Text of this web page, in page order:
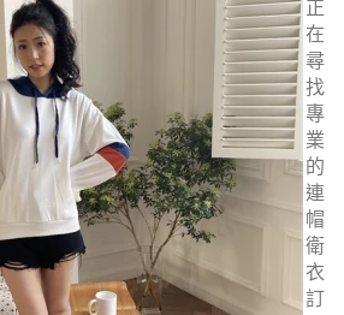
正
在
尋
找
專
業
的
連
帽
衛
衣
訂